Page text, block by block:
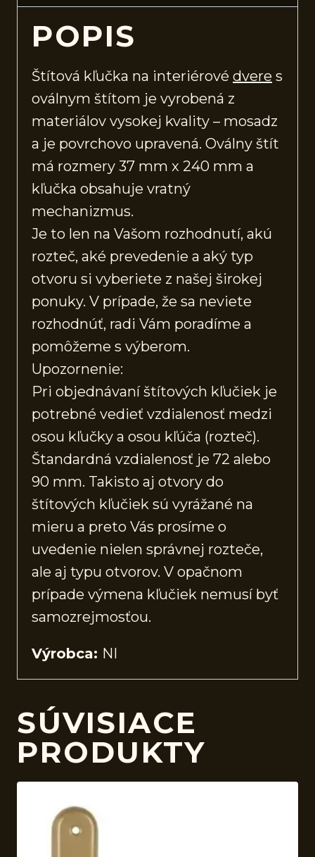
POPIS
Štítová kľučka na interiérové dvere s
oválnym štítom je vyrobená z
materiálov vysokej kvality – mosadz
a je povrchovo upravená. Oválny štít
má rozmery 37 mm x 240 mm a
kľučka obsahuje vratný
mechanizmus.
Je to len na Vašom rozhodnutí, akú
rozteč, aké prevedenie a aký typ
otvoru si vyberiete z našej širokej
ponuky. V prípade, že sa neviete
rozhodnúť, radi Vám poradíme a
pomôžeme s výberom.
Upozornenie:
Pri objednávaní štítových kľučiek je
potrebné vedieť vzdialenosť medzi
osou kľučky a osou kľúča (rozteč).
Štandardná vzdialenosť je 72 alebo
90 mm. Takisto aj otvory do
štítových kľučiek sú vyrážané na
mieru a preto Vás prosíme o
uvedenie nielen správnej rozteče,
ale aj typu otvorov. V opačnom
prípade výmena kľučiek nemusí byť
samozrejmosťou.
Výrobca: NI
SÚVISIACE
PRODUKTY